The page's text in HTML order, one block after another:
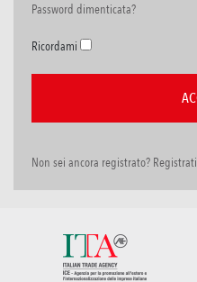
Password dimenticata?
Ricordami
Non sei ancora registrato? Registrati